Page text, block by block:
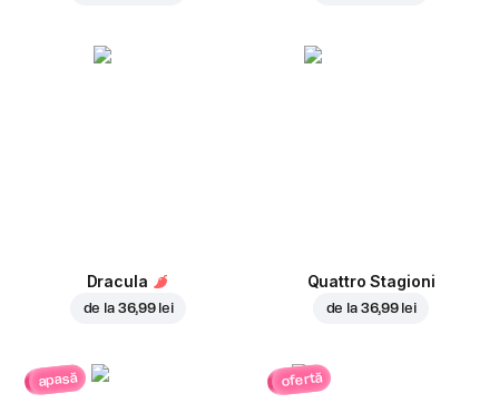
Dracula
de la 36,99 lei
Quattro Stagioni
de la 36,99 lei
apasă ofertă